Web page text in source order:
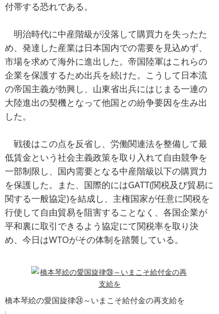
付帯する恐れである。
明治時代に中産階級が没落して購買力を失ったた
め、発達した産業は日本国内での需要を見込めず、
市場を求めて海外に進出した。帝国陸軍はこれらの
企業を保護するため出兵を続けた。こうして日本流
の帝国主義が勃興し、山東省出兵にはじまる一連の
大陸進出の契機となって他国との紛争要因を生み出
した。
戦後はこの点を反省し、労働関連法を整備して最
低賃金という社会主義政策を取り入れて自由競争を
一部制限し、国内需要となる中産階級以下の購買力
を保護した。また、国際的にはGATT(関税及び貿易に
関する一般協定)を結成し、主権国家が任意に関税を
行使して自由貿易を阻害することなく、各国企業が
平和裏に取引できるよう協定にて関税率を取り決
め、今日はWTOがその体制を踏襲している。
橋本琴絵の愛国旋律㉔～いまこそ給付金の再支給を